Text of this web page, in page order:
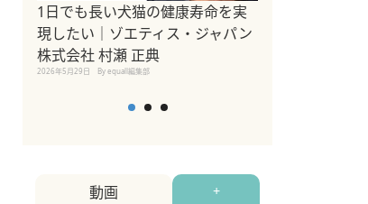
1日でも長い犬猫の健康寿命を実
現したい｜ゾエティス・ジャパン
株式会社 村瀬 正典
2026年5月29日 By equall編集部
動画 +